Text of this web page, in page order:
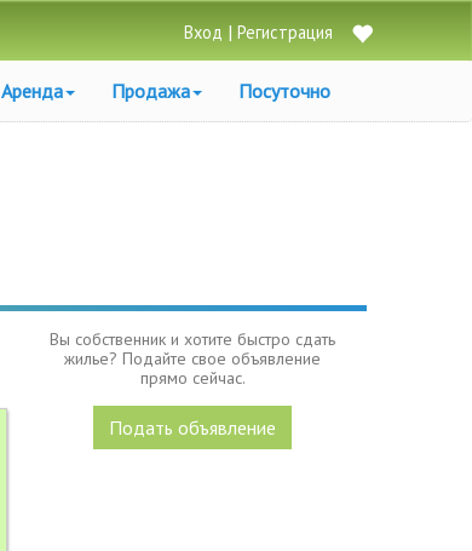
Вход | Регистрация
Аренда Продажа Посуточно
Вы собственник и хотите быстро сдать
жилье? Подайте свое объявление
прямо сейчас.
Подать объявление